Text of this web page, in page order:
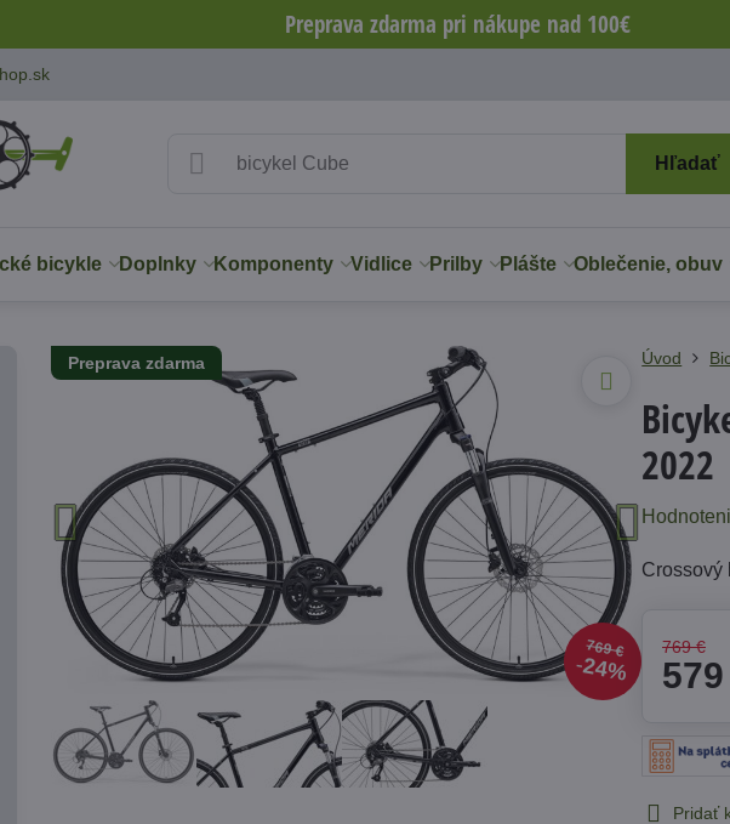
Preprava zdarma pri nákupe nad 100€
Hľadať
bicykle Doplnky Komponenty Vidlice Prilby Plášte Oblečenie, obuv
Preprava zdarma
769 €
24%
Úvod
2022
Crossový
769 €
Pridať